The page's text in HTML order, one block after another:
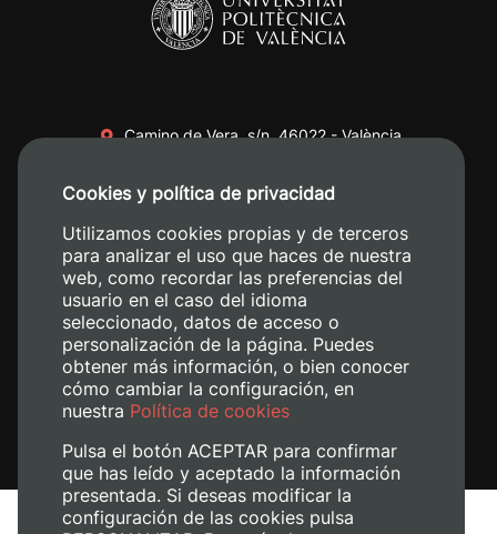
Camino de Vera, s/n. 46022 - València
+34 620 04 00 50
Cookies y política de privacidad
Utilizamos cookies propias y de terceros
para analizar el uso que haces de nuestra
web, como recordar las preferencias del
usuario en el caso del idioma
seleccionado, datos de acceso o
personalización de la página. Puedes
obtener más información, o bien conocer
cómo cambiar la configuración, en
nuestra Política de cookies
Pulsa el botón ACEPTAR para confirmar
que has leído y aceptado la información
presentada. Si deseas modificar la
configuración de las cookies pulsa